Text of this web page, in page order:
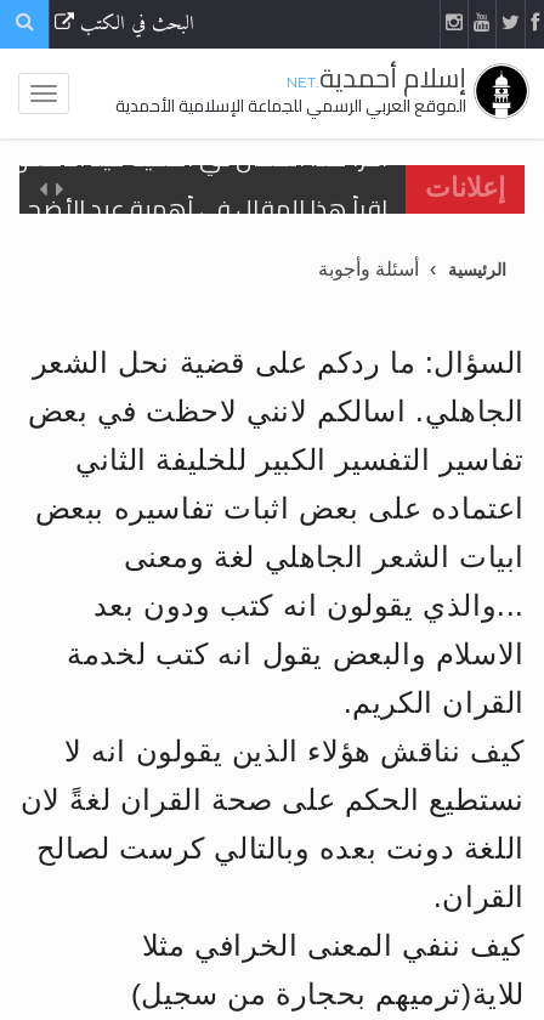
البحث في الكتب
إسلام أحمدية.NET
الموقع العربي الرسمي للجماعة الإسلامية الأحمدية
إعلانات
اقرأ هذا المقال في أهمية عيد
تعميم هامّ لأفراد الجماعة >> المزيد
تعميم هامّ لأفراد الجماعة >> المزيد
اقرأ هذا الكتاب وتعرّف على حقيقة
الحجّ.. دلالات، حِكم، وأهداف >> المزيد
اقرأ هذا المقال في أهمية عيد
الرئيسية أسئلة وأجوبة
السؤال: ما ردكم على قضية نحل الشعر
الجاهلي. اسالكم لانني لاحظت في بعض
تفاسير التفسير الكبير للخليفة الثاني
اعتماده على بعض اثبات تفاسيره ببعض
ابيات الشعر الجاهلي لغة ومعنى
...والذي يقولون انه كتب ودون بعد
الاسلام والبعض يقول انه كتب لخدمة
القران الكريم.
كيف نناقش هؤلاء الذين يقولون انه لا
نستطيع الحكم على صحة القران لغةً لان
اللغة دونت بعده وبالتالي كرست لصالح
القران.
كيف ننفي المعنى الخرافي مثلا
للاية(ترميهم بحجارة من سجيل)